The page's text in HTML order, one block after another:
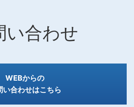
い合わせ
WEBからの
い合わせはこちら